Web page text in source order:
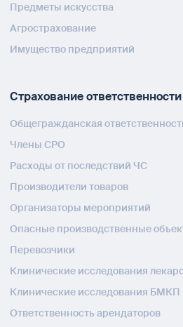
Предметы искусства
Агрострахование
Имущество предприятий
Страхование ответственности
Общегражданская
Члены СРО
Расходы от последствий ЧС
Производители товаров
Организаторы мероприятий
Опасные производственные
Перевозчики
Клинические исследования
Клинические исследования БМКП
Ответственность арендаторов